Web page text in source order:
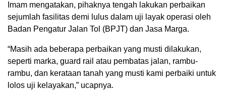
Imam mengatakan, pihaknya tengah lakukan perbaikan
sejumlah fasilitas demi lulus dalam uji layak operasi oleh
Badan Pengatur Jalan Tol (BPJT) dan Jasa Marga.
“Masih ada beberapa perbaikan yang musti dilakukan,
seperti marka, guard rail atau pembatas jalan, rambu-
rambu, dan kerataan tanah yang musti kami perbaiki untuk
lolos uji kelayakan,” ucapnya.